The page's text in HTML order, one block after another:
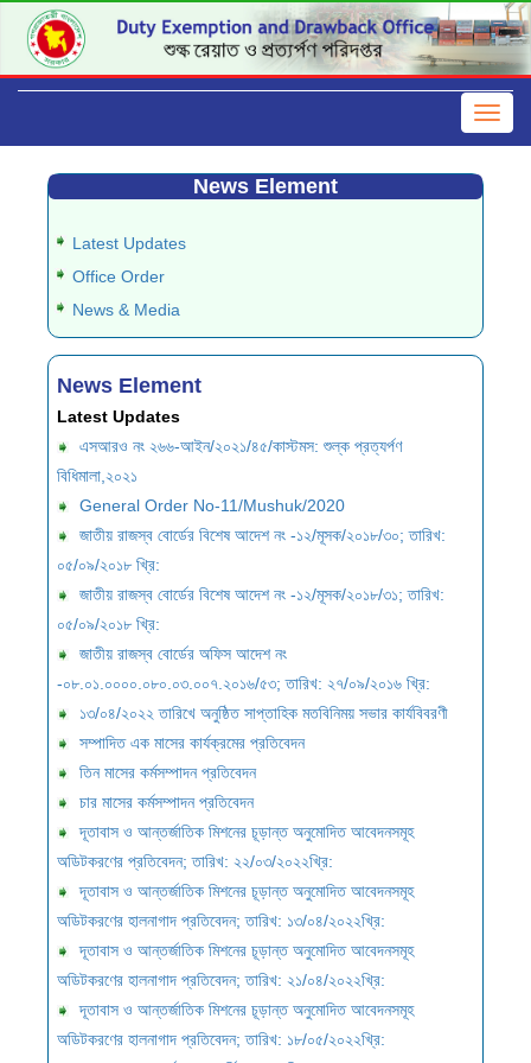
News Element
Latest Updates
Office Order
News & Media
News Element
Latest Updates
এসআরও নং ২৬৬-আইন/২০২১/৪৫/কাস্টমস: শুল্ক প্রত্যর্পণ
বিধিমালা,২০২১
General Order No-11/Mushuk/2020
জাতীয় রাজস্ব বোর্ডের বিশেষ আদেশ নং -১২/মূসক/২০১৮/৩০; তারিখ:
০৫/০৯/২০১৮ খ্রি:
জাতীয় রাজস্ব বোর্ডের বিশেষ আদেশ নং -১২/মূসক/২০১৮/৩১; তারিখ:
০৫/০৯/২০১৮ খ্রি:
জাতীয় রাজস্ব বোর্ডের অফিস আদেশ নং
-০৮.০১.০০০০.০৮০.০৩.০০৭.২০১৬/৫৩; তারিখ: ২৭/০৯/২০১৬ খ্রি:
১৩/০৪/২০২২ তারিখে অনুষ্ঠিত সাপ্তাহিক মতবিনিময় সভার কার্যবিবরণী
সম্পাদিত এক মাসের কার্যক্রমের প্রতিবেদন
তিন মাসের কর্মসম্পাদন প্রতিবেদন
চার মাসের কর্মসম্পাদন প্রতিবেদন
দূতাবাস ও আন্তর্জাতিক মিশনের চূড়ান্ত অনুমোদিত আবেদনসমূহ
অডিটকরণের প্রতিবেদন; তারিখ: ২২/০৩/২০২২খ্রি:
দূতাবাস ও আন্তর্জাতিক মিশনের চূড়ান্ত অনুমোদিত আবেদনসমূহ
অডিটকরণের হালনাগাদ প্রতিবেদন; তারিখ: ১৩/০৪/২০২২খ্রি:
দূতাবাস ও আন্তর্জাতিক মিশনের চূড়ান্ত অনুমোদিত আবেদনসমূহ
অডিটকরণের হালনাগাদ প্রতিবেদন; তারিখ: ২১/০৪/২০২২খ্রি:
দূতাবাস ও আন্তর্জাতিক মিশনের চূড়ান্ত অনুমোদিত আবেদনসমূহ
অডিটকরণের হালনাগাদ প্রতিবেদন; তারিখ: ১৮/০৫/২০২২খ্রি: